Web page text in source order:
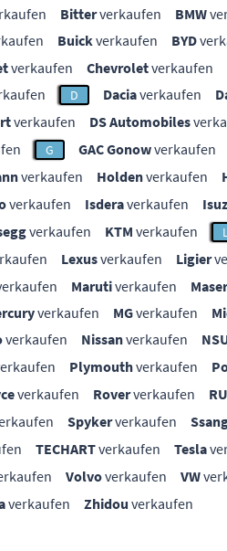
Bitterverkaufen BMW
Buickverkaufen BYD
verkaufen Chevroletverkaufen
D Daciaverkaufen
verkaufen DS Automobiles
G GAC Gonowverkaufen
verkaufen Holdenverkaufen
verkaufen Isderaverkaufen
verkaufen KTM verkaufen
Lexusverkaufen Ligier
Marutiverkaufen
verkaufen MGverkaufen
verkaufen Nissanverkaufen
Plymouthverkaufen
verkaufen Roververkaufen
Spykerverkaufen
TECHARTverkaufen Tesla
Volvoverkaufen VW
verkaufen Zhidou verkaufen